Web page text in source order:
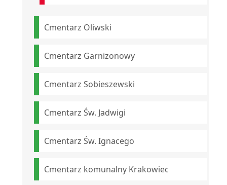
Cmentarz Oliwski
Cmentarz Garnizonowy
Cmentarz Sobieszewski
Cmentarz Św. Jadwigi
Cmentarz Św. Ignacego
Cmentarz komunalny Krakowiec